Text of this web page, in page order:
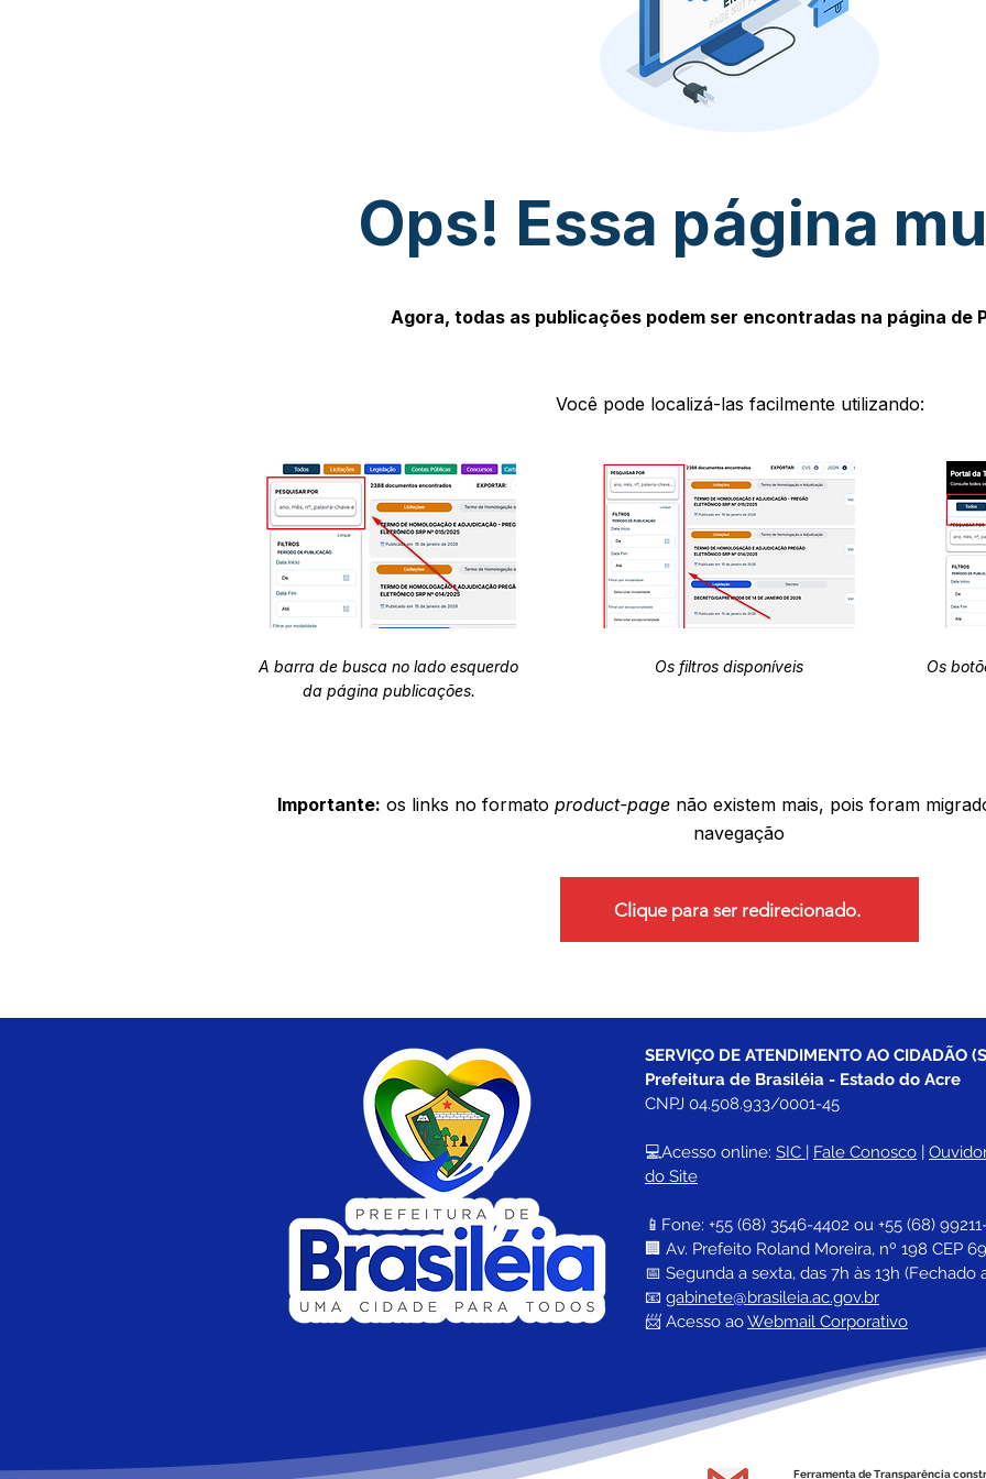
Ops! Essa página
Agora, todas as publicações podem ser encontradas na página de
Você pode localizá-las facilmente utilizando:
A barra de busca no lado esquerdo
da página publicações.
Os filtros disponíveis Os
Importante: os links no formato product-page não existem mais, pois foram
navegação
Clique para ser redirecionado.
SERVIÇO DE ATENDIMENTO AO CIDADÃO
Prefeitura de Brasiléia - Estado do Acre
CNPJ 04.508.933/0001-45
💻Acesso online: SIC | Fale Conosco |
do Site
📱Fone: +55 (68) 3546-4402 ou +55 (68)
🏢 Av. Prefeito Roland Moreira, nº 198 CEP
📅 Segunda a sexta, das 7h às 13h
📧 gabinete@brasileia.ac.gov.br
📨 Acesso ao Webmail Corporativo
Ferramenta de Transparência